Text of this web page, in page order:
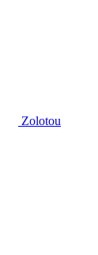
Zolotou